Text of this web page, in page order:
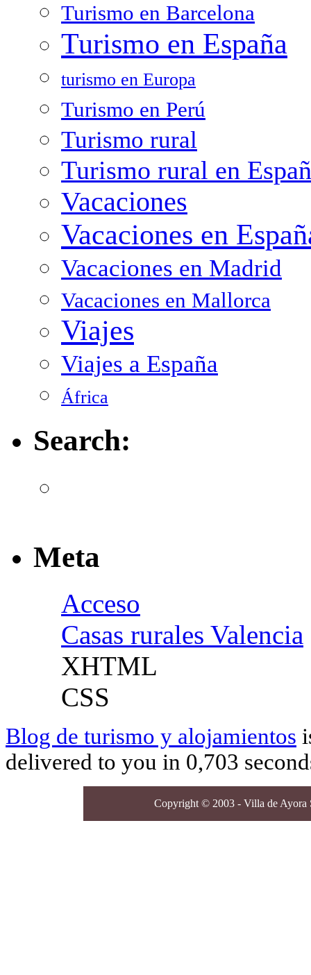
Turismo en Barcelona
Turismo en España
turismo en Europa
Turismo en Perú
Turismo rural
Turismo rural en
Vacaciones
Vacaciones en
Vacaciones en Madrid
Vacaciones en Mallorca
Viajes
Viajes a España
África
Search:
Meta
Acceso
Casas rurales Valencia
XHTML
CSS
Blog de turismo y alojamientos
delivered to you in 0,703
Copyright © 2003 - Villa de Ayora